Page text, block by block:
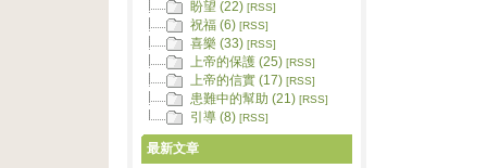
盼望 (22) [RSS]
祝福 (6) [RSS]
喜樂 (33) [RSS]
上帝的保護 (25) [RSS]
上帝的信實 (17) [RSS]
患難中的幫助 (21) [RSS]
引導 (8) [RSS]
最新文章